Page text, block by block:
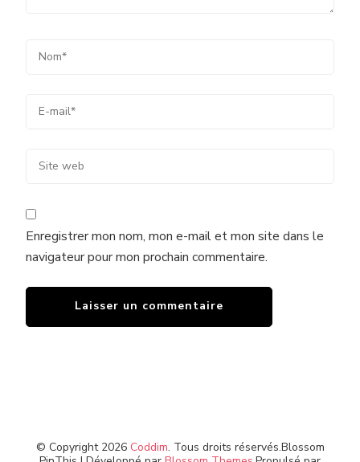
Enregistrer mon nom, mon e-mail et mon site dans le
navigateur pour mon prochain commentaire.
© Copyright 2026 Coddim. Tous droits réservés.Blossom